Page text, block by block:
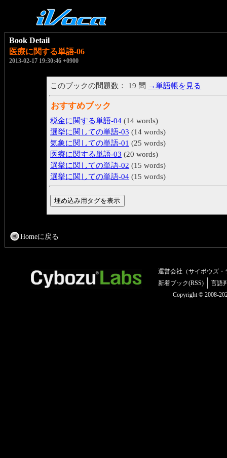
Book Detail
医療に関する単語-06
2013-02-17 19:30:46 +0900
このブックの問題数： 19 問 →単語帳を見る
おすすめブック
税金に関する単語-04 (14 words)
選挙に関しての単語-03 (14 words)
気象に関しての単語-01 (25 words)
医療に関する単語-03 (20 words)
選挙に関しての単語-02 (15 words)
選挙に関しての単語-04 (15 words)
Homeに戻る
運営会社（サイボウズ・
新着ブック(RSS)
言語
Copyright © 2008-